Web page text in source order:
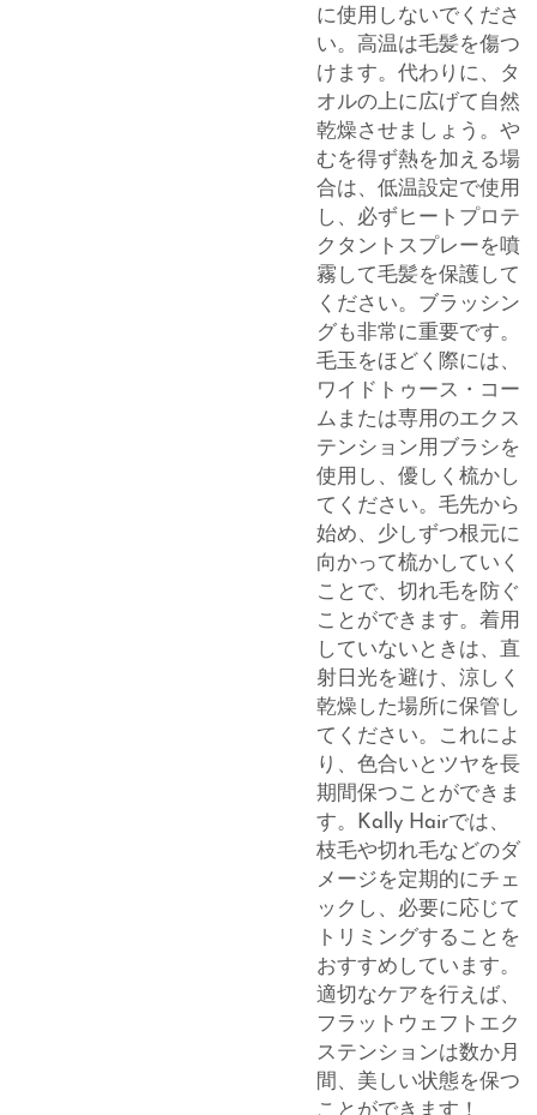
に使用しないでくださ
い。高温は毛髪を傷つ
けます。代わりに、タ
オルの上に広げて自然
乾燥させましょう。や
むを得ず熱を加える場
合は、低温設定で使用
し、必ずヒートプロテ
クタントスプレーを噴
霧して毛髪を保護して
ください。ブラッシン
グも非常に重要です。
毛玉をほどく際には、
ワイドトゥース・コー
ムまたは専用のエクス
テンション用ブラシを
使用し、優しく梳かし
てください。毛先から
始め、少しずつ根元に
向かって梳かしていく
ことで、切れ毛を防ぐ
ことができます。着用
していないときは、直
射日光を避け、涼しく
乾燥した場所に保管し
てください。これによ
り、色合いとツヤを長
期間保つことができま
す。Kally Hairでは、
枝毛や切れ毛などのダ
メージを定期的にチェ
ックし、必要に応じて
トリミングすることを
おすすめしています。
適切なケアを行えば、
フラットウェフトエク
ステンションは数か月
間、美しい状態を保つ